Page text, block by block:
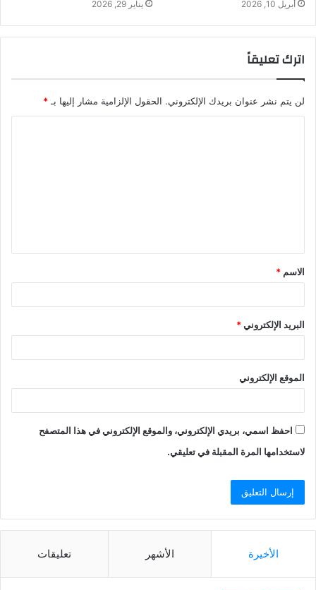
أبريل 10, 2026 يناير 29, 2026
اترك تعليقاً
لن يتم نشر عنوان بريدك الإلكتروني. الحقول الإلزامية مشار إليها بـ *
الاسم *
البريد الإلكتروني*
الموقع الإلكتروني
احفظ اسمي، بريدي الإلكتروني، والموقع الإلكتروني في هذا المتصفح
لاستخدامها المرة المقبلة في تعليقي.
الأخيرة الأشهر تعليقات